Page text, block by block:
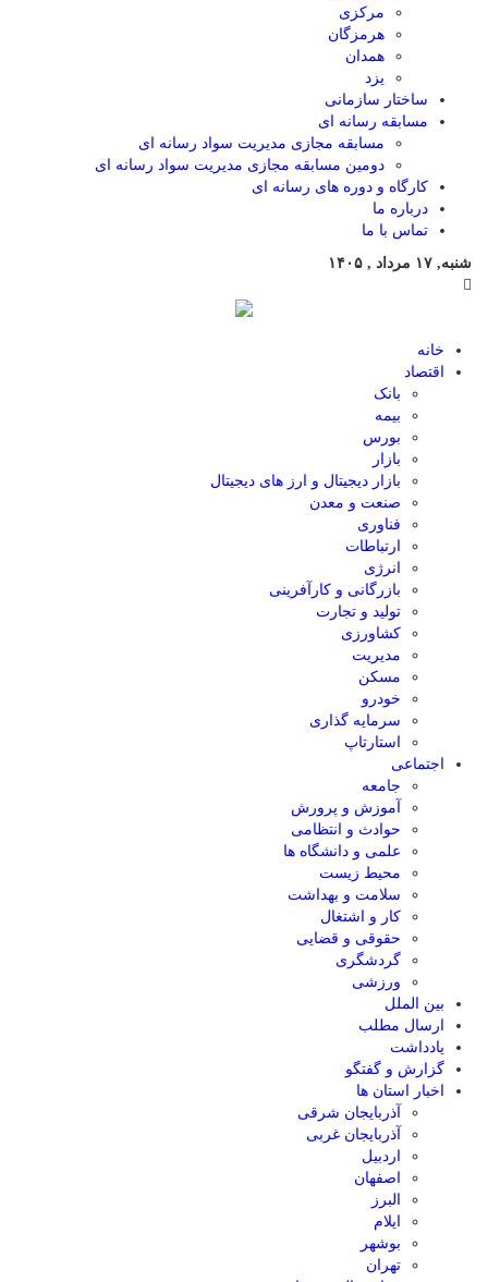
مرکزی
هرمزگان
همدان
یزد
ساختار سازمانی
مسابقه رسانه ای
مسابقه مجازی مدیریت سواد رسانه ای
دومین مسابقه مجازی مدیریت سواد رسانه ای
کارگاه و دوره های رسانه ای
درباره ما
تماس با ما
شنبه, ۱۷ مرداد , ۱۴۰۵
خانه
اقتصاد
بانک
بیمه
بورس
بازار
بازار دیجیتال و ارز های دیجیتال
صنعت و معدن
فناوری
ارتباطات
انرژی
بازرگانی و کارآفرینی
تولید و تجارت
کشاورزی
مدیریت
مسکن
خودرو
سرمایه گذاری
استارتاپ
اجتماعی
جامعه
آموزش و پرورش
حوادث و انتظامی
علمی و دانشگاه ها
محیط زیست
سلامت و بهداشت
کار و اشتغال
حقوقی و قضایی
گردشگری
ورزشی
بین الملل
ارسال مطلب
یادداشت
گزارش و گفتگو
اخبار استان ها
آذربایجان شرقی
آذربایجان غربی
اردبیل
اصفهان
البرز
ایلام
بوشهر
تهران